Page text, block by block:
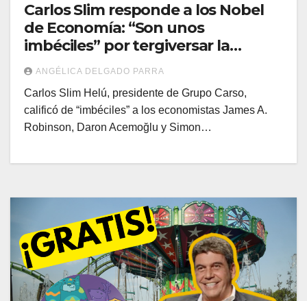
Carlos Slim responde a los Nobel
de Economía: “Son unos
imbéciles” por tergiversar la
historia de Telmex
ANGÉLICA DELGADO PARRA
Carlos Slim Helú, presidente de Grupo Carso,
calificó de “imbéciles” a los economistas James A.
Robinson, Daron Acemoğlu y Simon…